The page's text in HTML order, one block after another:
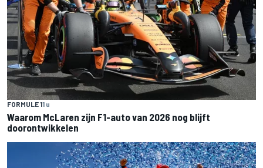
FORMULE 11 u
Waarom McLaren zijn F1-auto van 2026 nog blijft
doorontwikkelen